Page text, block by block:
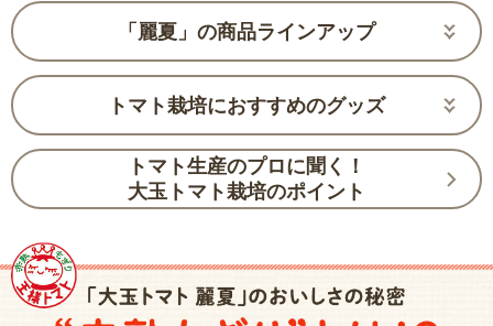
「麗夏」の商品ラインアップ
トマト栽培におすすめのグッズ
トマト生産のプロに聞く！
大玉トマト栽培のポイント